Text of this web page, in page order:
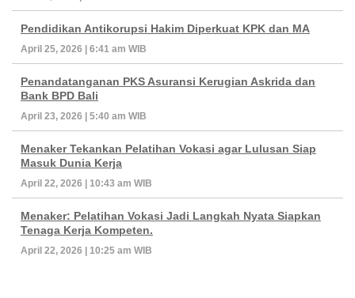
Pendidikan Antikorupsi Hakim Diperkuat KPK dan MA
April 25, 2026 | 6:41 am WIB
Penandatanganan PKS Asuransi Kerugian Askrida dan
Bank BPD Bali
April 23, 2026 | 5:40 am WIB
Menaker Tekankan Pelatihan Vokasi agar Lulusan Siap
Masuk Dunia Kerja
April 22, 2026 | 10:43 am WIB
Menaker: Pelatihan Vokasi Jadi Langkah Nyata Siapkan
Tenaga Kerja Kompeten.
April 22, 2026 | 10:25 am WIB